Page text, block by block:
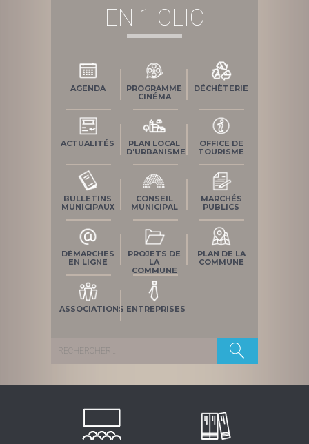
EN 1 CLIC
AGENDA
PROGRAMME
CINÉMA
DÉCHÈTERIE
ACTUALITÉS
PLAN LOCAL
D'URBANISME
OFFICE DE
TOURISME
BULLETINS
MUNICIPAUX
CONSEIL
MUNICIPAL
MARCHÉS
PUBLICS
DÉMARCHES
EN LIGNE
PROJETS DE
LA
COMMUNE
PLAN DE LA
COMMUNE
ASSOCIATIONS ENTREPRISES
Rechercher :